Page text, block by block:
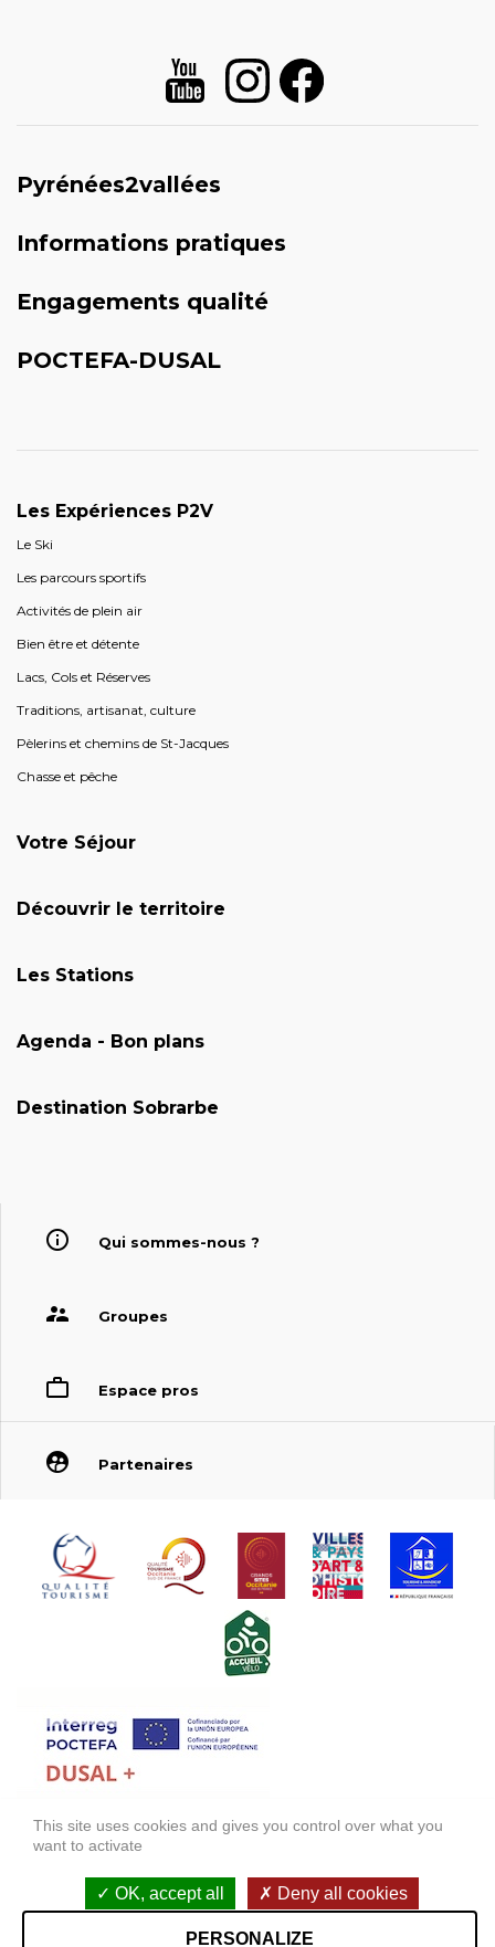
Pyrénées2vallées
Informations pratiques
Engagements qualité
POCTEFA-DUSAL
Les Expériences P2V
Le Ski
Les parcours sportifs
Activités de plein air
Bien être et détente
Lacs, Cols et Réserves
Traditions, artisanat, culture
Pèlerins et chemins de St-Jacques
Chasse et pêche
Votre Séjour
Découvrir le territoire
Les Stations
Agenda - Bon plans
Destination Sobrarbe
Qui sommes-nous ?
Groupes
Espace pros
Partenaires
FONDS EUROPÉEN DE DÉVELOPPEMENT RÉGIONAL (FEDER)
Mentions légales
Accessibilité : non conforme
This site uses cookies and gives you control over what you
want to activate
OK, accept all Deny all cookies
PERSONALIZE